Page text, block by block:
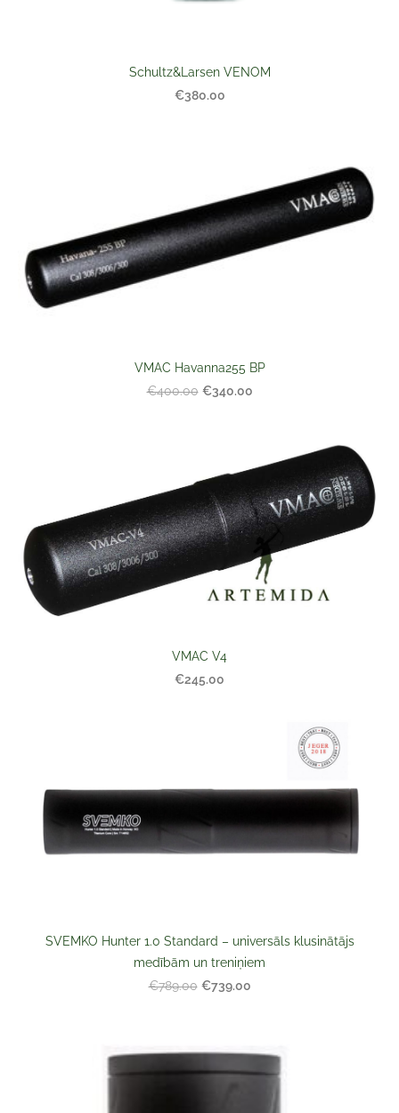
Schultz&Larsen VENOM
€380.00
VMAC Havanna255 BP
€400.00 €340.00
VMAC V4
€245.00
SVEMKO Hunter 1.0 Standard – universāls klusinātājs
medībām un treniņiem
€789.00 €739.00